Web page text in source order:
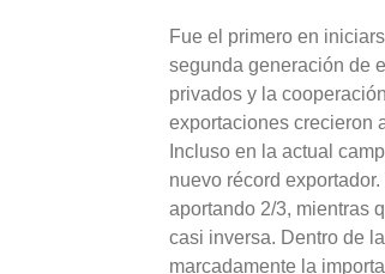
Fue el primero en
segunda generación de
privados y la
exportaciones crecieron
Incluso en la actual
nuevo récord
aportando 2/3, mientras
casi inversa. Dentro de
marcadamente la